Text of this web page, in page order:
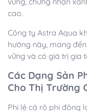
cao.
Công ty Astra Aqua
hướng này, mang
vững và có giá trị gia
Các Dạng Sản
Cho Thị Trường
Phi lê cá rô phi đông